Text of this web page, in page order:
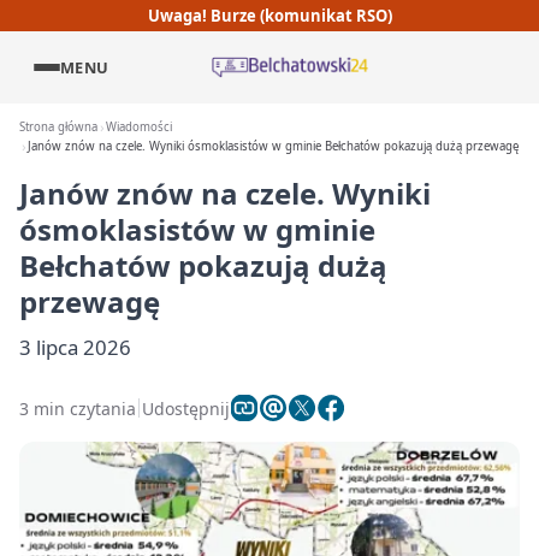
Uwaga! Burze (komunikat RSO)
MENU
Strona główna Wiadomości
Janów znów na czele. Wyniki ósmoklasistów w gminie Bełchatów pokazują dużą przewagę
Janów znów na czele. Wyniki
ósmoklasistów w gminie
Bełchatów pokazują dużą
przewagę
3 lipca 2026
3 min czytania Udostępnij